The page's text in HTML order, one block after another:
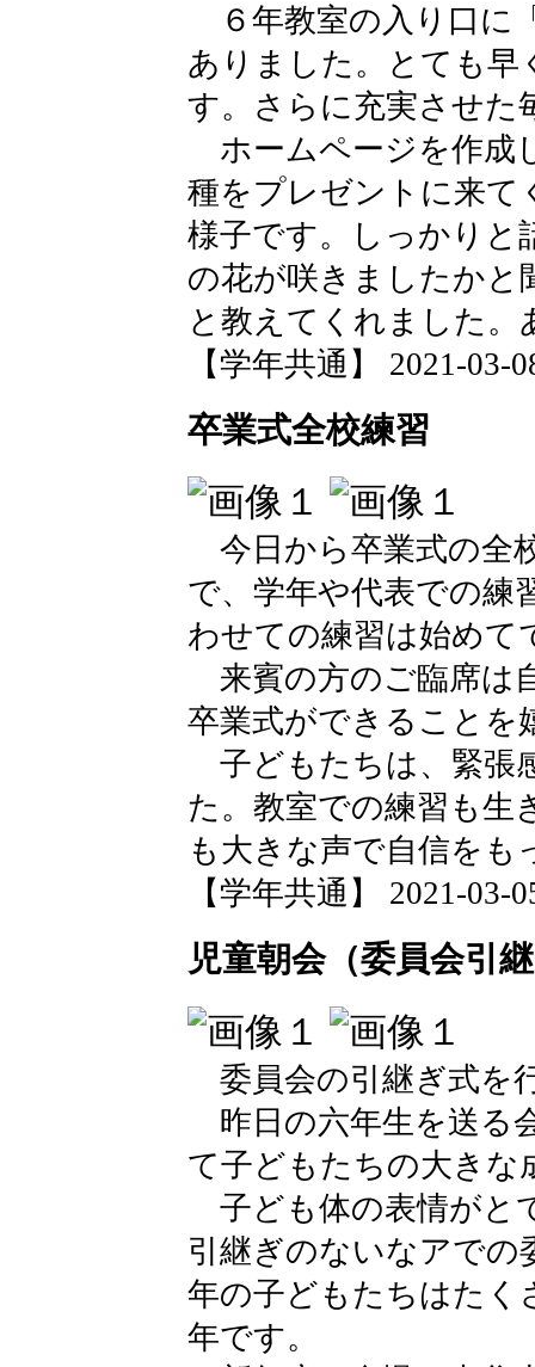
６年教室の入り口に
ありました。とても早
す。さらに充実させた
ホームページを作成
種をプレゼントに来て
様子です。しっかりと
の花が咲きましたかと
と教えてくれました。
【学年共通】 2021-03-
卒業式全校練習
今日から卒業式の全
で、学年や代表での練
わせての練習は始めて
来賓の方のご臨席は
卒業式ができることを
子どもたちは、緊張
た。教室での練習も生
も大きな声で自信を
【学年共通】 2021-03-
児童朝会（委員会引
委員会の引継ぎ式を
昨日の六年生を送る
て子どもたちの大きな
子ども体の表情がと
引継ぎのないなアでの
年の子どもたちはたく
年です。